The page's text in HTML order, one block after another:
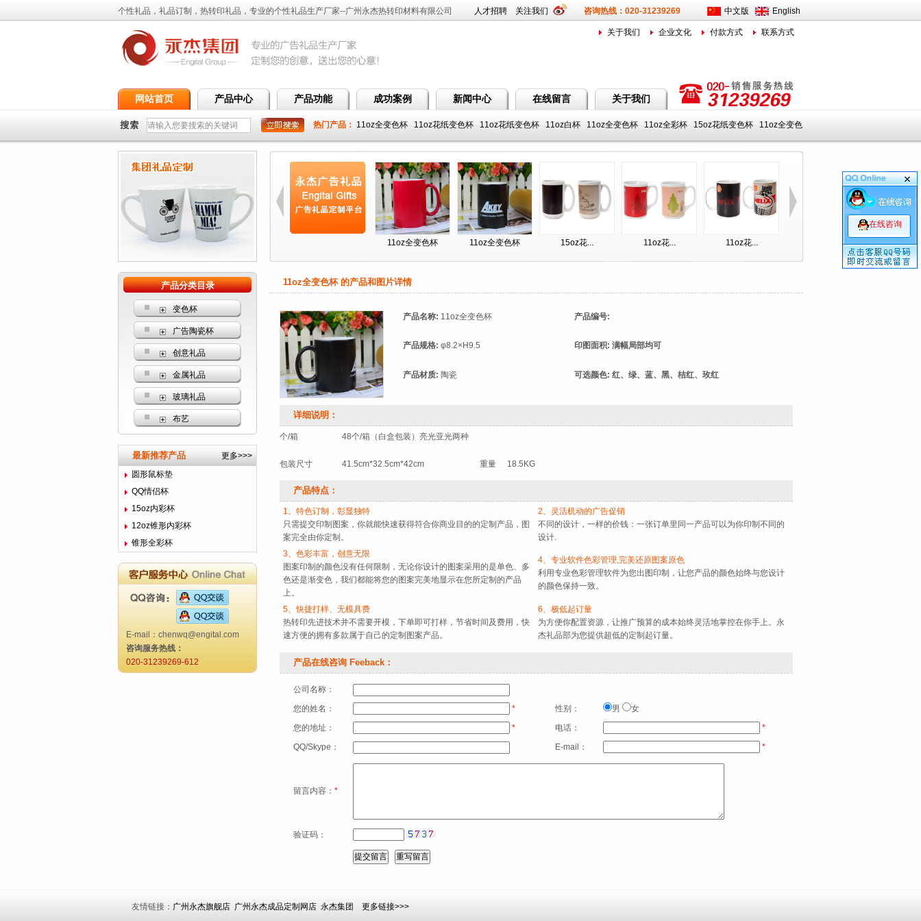
个性礼品，礼品订制，热转印礼品，专业的个性礼品生产厂家--广州永杰热转印材料有限公司 人才招聘 关注我们 咨询热线：020-31239269 中文版 English
关于我们 企业文化 付款方式 联系方式
网站首页 产品中心 产品功能 成功案例 新闻中心 在线留言 关于我们
热门产品： 11oz全变色杯 11oz花纸变色杯 11oz花纸变色杯 11oz白杯 11oz全变色杯 11oz全彩杯 15oz花纸变色杯 11oz全变色
11oz全变色杯 11oz全变色杯 11oz全变色杯 15oz花... 11oz花... 11oz花... 11oz花
产品分类目录
变色杯
广告陶瓷杯
创意礼品
金属礼品
玻璃礼品
布艺
最新推荐产品
更多>>>
圆形鼠标垫
QQ情侣杯
15oz内彩杯
12oz锥形内彩杯
锥形全彩杯
E-mail：chenwq@engital.com
咨询服务热线：
020-31239269-612
11oz全变色杯 的产品和图片详情
产品名称: 11oz全变色杯 产品编号:
产品规格: φ8.2×H9.5 印图面积: 满幅局部均可
产品材质: 陶瓷 可选颜色: 红、绿、蓝、黑、桔红、玫红
详细说明：
个/箱 48个/箱（白盒包装）亮光亚光两种
包装尺寸 41.5cm*32.5cm*42cm 重量 18.5KG
产品特点：
1、特色订制，彰显独特
只需提交印制图案，你就能快速获得符合你商业目的的定制产品，图
案完全由你定制。
2、灵活机动的广告促销
不同的设计，一样的价钱：一张订单里同一产品可以为你印制不同的
设计.
3、色彩丰富，创意无限
图案印制的颜色没有任何限制，无论你设计的图案采用的是单色、多
色还是渐变色，我们都能将您的图案完美地显示在您所定制的产品
上。
4、专业软件色彩管理,完美还原图案原色
利用专业色彩管理软件为您出图印制，让您产品的颜色始终与您设计
的颜色保持一致。
5、快捷打样、无模具费
热转印先进技术并不需要开模，下单即可打样，节省时间及费用，快
速方便的拥有多款属于自己的定制图案产品。
6、极低起订量
为方便你配置资源，让推广预算的成本始终灵活地掌控在你手上。永
杰礼品部为您提供超低的定制起订量。
产品在线咨询 Feeback：
公司名称：
您的姓名：
* 性别： 男
女
您的地址：
* 电话：
*
QQ/Skype：
E-mail： *
留言内容： *
验证码：
友情链接： 广州永杰旗舰店 广州永杰成品定制网店 永杰集团 更多链接>>>
在线咨询